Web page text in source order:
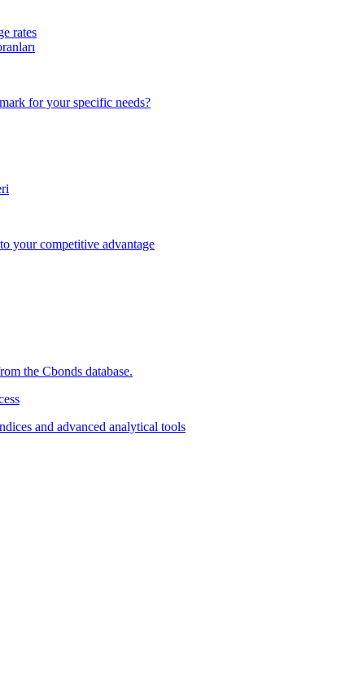
rates
for your specific needs?
your competitive advantage
the Cbonds database.
and advanced analytical tools